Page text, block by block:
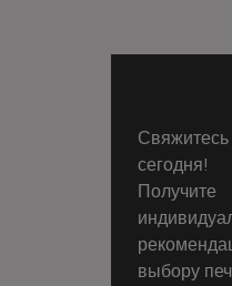
сегодня!
Получите
выбору